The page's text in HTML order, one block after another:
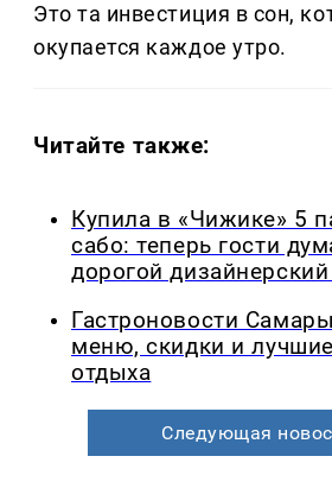
Это та инвестиция в сон,
окупается каждое утро.
Читайте также:
Купила в «Чижике» 5
сабо: теперь гости
дорогой
Гастроновости
меню, скидки и
отдыха
Следующая